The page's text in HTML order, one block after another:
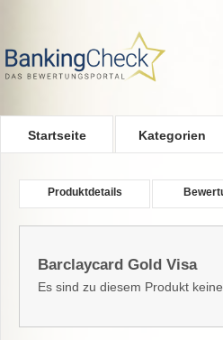
Startseite Kategorien
Produktdetails
Barclaycard Gold Visa
Es sind zu diesem Produkt